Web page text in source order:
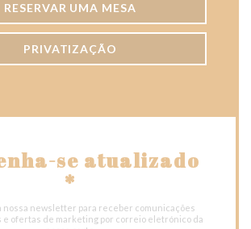
RESERVAR UMA MESA
PRIVATIZAÇÃO
se atualizado
*
nossa newsletter para receber comunicações
e ofertas de marketing por correio eletrónico da